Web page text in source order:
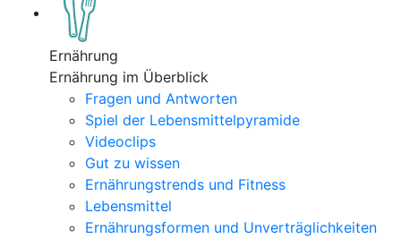
Ernährung
Ernährung im Überblick
Fragen und Antworten
Spiel der Lebensmittelpyramide
Videoclips
Gut zu wissen
Ernährungstrends und Fitness
Lebensmittel
Ernährungsformen und Unverträglichkeiten